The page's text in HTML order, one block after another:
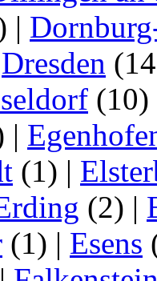
|
Dresden
(10)
|
(1) |
(2) |
(1) | Esens